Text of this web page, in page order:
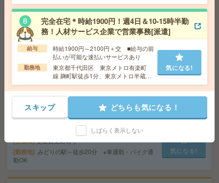
給与即払いOK！高時給！土日休み！ピッキング作業[派
遣]
給 与 時給1300円
交通費 交通費支給有り
勤務地 野木駅～ ※車通勤・バイク通勤OK
気になる!
座り仕事！給与即払いOK！高時給！品質検査・データ入
力[派遣]
交通費 交通費支給有り
勤務地 みどりの駅～徒歩20分 ※車通勤・バイク通
勤OK
気になる!
完全在宅＊時給1900円！週4日＆10-15時半勤
務！人材サービス企業で営業事務[派遣]
給与
時給1900円～2100円＋交 ■給与の前
払いが可能な速払いサービスあり
勤務地
東京都千代田区 東京メトロ有楽町
線 麹町駅徒歩1分、東京メトロ半蔵門
線 半蔵門駅徒歩5分
気になる!
スキップ どちらも気になる！
しばらく表示しない